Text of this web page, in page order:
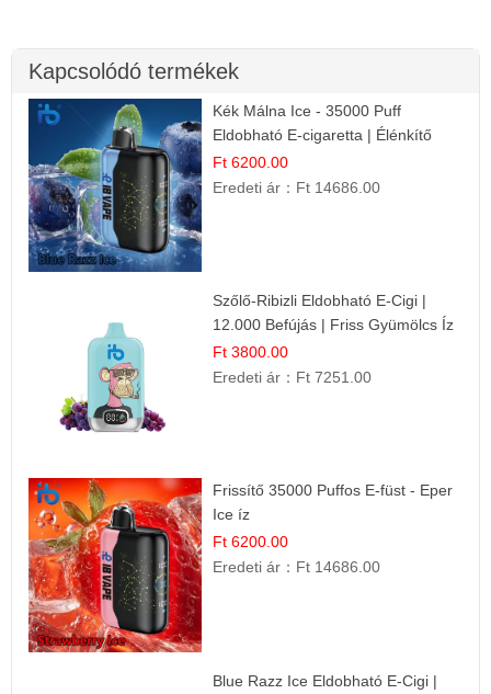
Kapcsolódó termékek
Kék Málna Ice - 35000 Puff
Eldobható E-cigaretta | Élénkítő
Gyümölcsös Frissesség!
Ft 6200.00
Eredeti ár： Ft 14686.00
Szőlő-Ribizli Eldobható E-Cigi |
12.000 Befújás | Friss Gyümölcs Íz
Ft 3800.00
Eredeti ár： Ft 7251.00
Frissítő 35000 Puffos E-füst - Eper
Ice íz
Ft 6200.00
Eredeti ár： Ft 14686.00
Blue Razz Ice Eldobható E-Cigi |